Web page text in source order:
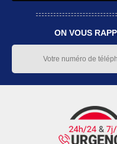
ON VOUS